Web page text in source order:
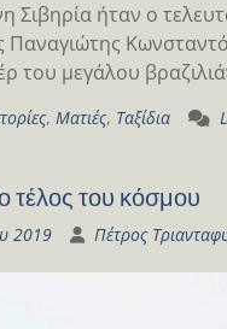
Σιβηρία ήταν ο
Παναγιώτης
του μεγάλου
, Ματιές, Ταξίδια
τέλος του κόσμου
2019 Πέτρος